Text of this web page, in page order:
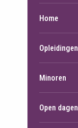
Home
Opleidingen
Minoren
Open dagen